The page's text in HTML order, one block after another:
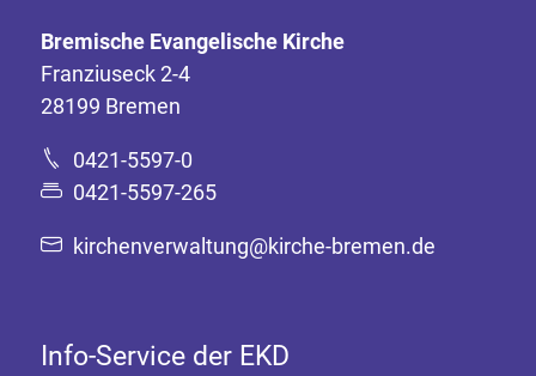
Bremische Evangelische Kirche
Franziuseck 2-4
28199 Bremen
0421-5597-0
0421-5597-265
kirchenverwaltung@kirche-bremen.de
Info-Service der EKD